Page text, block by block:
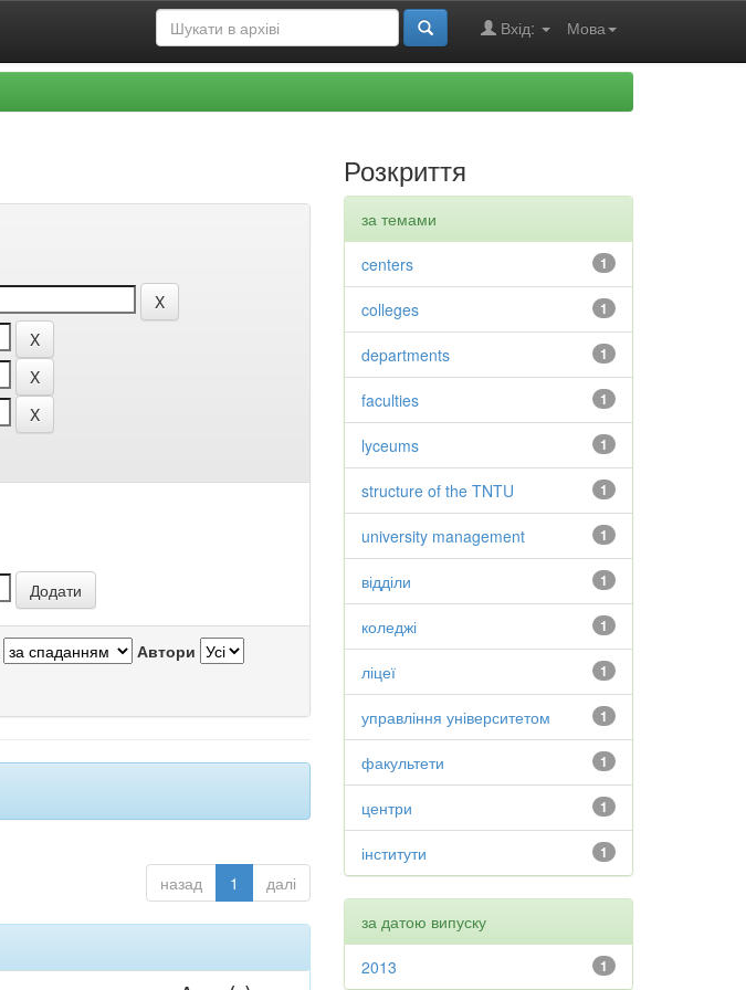
Мова
Вхід:
Автори
назад 1 далі
Розкриття
за темами
1
centers
1
colleges
1
departments
1
faculties
1
lyceums
1
structure of the TNTU
1
university management
1
відділи
1
коледжі
1
ліцеї
1
управління університетом
1
факультети
1
центри
1
інститути
за датою випуску
1
2013